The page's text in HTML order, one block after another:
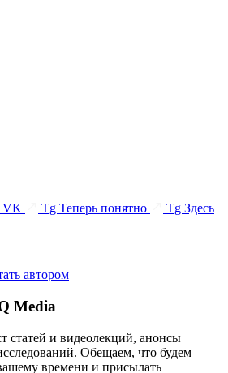
VK Tg Теперь понятно
Tg Здесь
автором
Media
статей и видеолекций, анонсы
Обещаем, что будем
времени и присылать